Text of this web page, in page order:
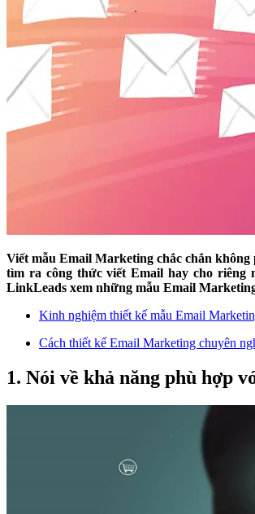
Viết mẫu Email Marketing chắc chắn
tìm ra công thức viết Email hay cho riêng
LinkLeads xem những mẫu Email
Kinh nghiệm thiết kế mẫu Email
​Cách thiết kế Email Marketing chuyên
1. Nói về khả năng phù hợp